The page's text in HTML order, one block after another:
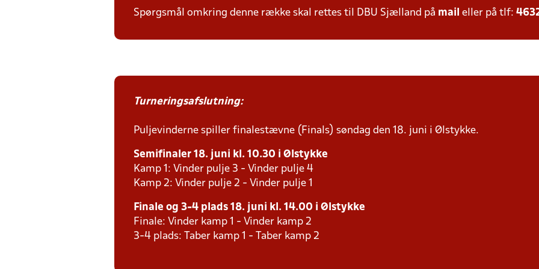
Spørgsmål omkring denne række skal rettes til DBU Sjælland på mail eller på tlf:
Turneringsafslutning:
Puljevinderne spiller finalestævne (Finals) søndag den 18. juni i Ølstykke.
Semifinaler 18. juni kl. 10.30 i Ølstykke
Kamp 1: Vinder pulje 3 - Vinder pulje 4
Kamp 2: Vinder pulje 2 - Vinder pulje 1
Finale og 3-4 plads 18. juni kl. 14.00 i Ølstykke
Finale: Vinder kamp 1 - Vinder kamp 2
3-4 plads: Taber kamp 1 - Taber kamp 2